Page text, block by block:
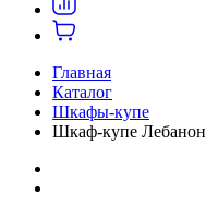
Главная
Каталог
Шкафы-купе
Шкаф-купе Лебанон